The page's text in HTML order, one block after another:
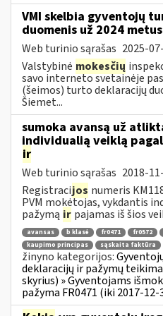
VMI skelbia gyventojų
duomenis už 2024 metus
Web turinio sąrašas 2025-
Valstybinė mokesčių
savo interneto svetainėje
(šeimos) turto deklaracijų
Šiemet...
sumoka avansą už
individualią veiklą
ir
Web turinio sąrašas 2018-
Registracijos numeris
PVM mokėtojas, vykdantis
pažymą ir pajamas iš šios
avansas b klasė fr0471 fr0572
kaupimo principas
sąskaita faktūra
žinyno kategorijos:
deklaracijų ir pažymų
skyrius) » Gyventojams
pažyma FR0471 (iki 2017-12-